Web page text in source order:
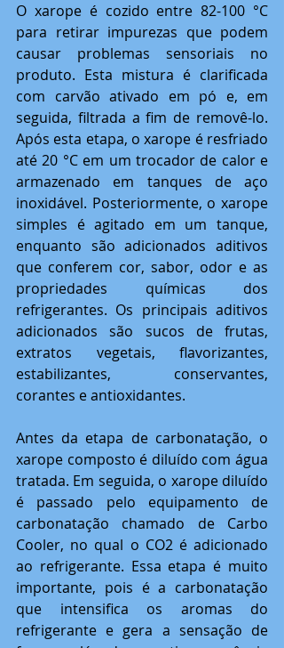
O xarope é cozido entre 82-100 °C
para retirar impurezas que podem
causar problemas sensoriais no
produto. Esta mistura é clarificada
com carvão ativado em pó e, em
seguida, filtrada a fim de removê-lo.
Após esta etapa, o xarope é resfriado
até 20 °C em um trocador de calor e
armazenado em tanques de aço
inoxidável. Posteriormente, o xarope
simples é agitado em um tanque,
enquanto são adicionados aditivos
que conferem cor, sabor, odor e as
propriedades químicas dos
refrigerantes. Os principais aditivos
adicionados são sucos de frutas,
extratos vegetais, flavorizantes,
estabilizantes, conservantes,
corantes e antioxidantes.
Antes da etapa de carbonatação, o
xarope composto é diluído com água
tratada. Em seguida, o xarope diluído
é passado pelo equipamento de
carbonatação chamado de Carbo
Cooler, no qual o CO2 é adicionado
ao refrigerante. Essa etapa é muito
importante, pois é a carbonatação
que intensifica os aromas do
refrigerante e gera a sensação de